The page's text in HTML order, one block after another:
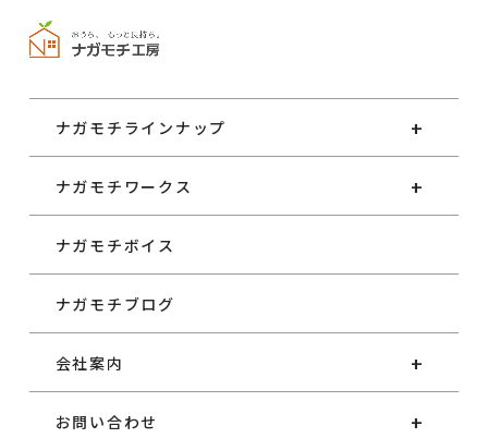
ナガモチラインナップ
ナガモチワークス
ナガモチボイス
ナガモチブログ
会社案内
お問い合わせ